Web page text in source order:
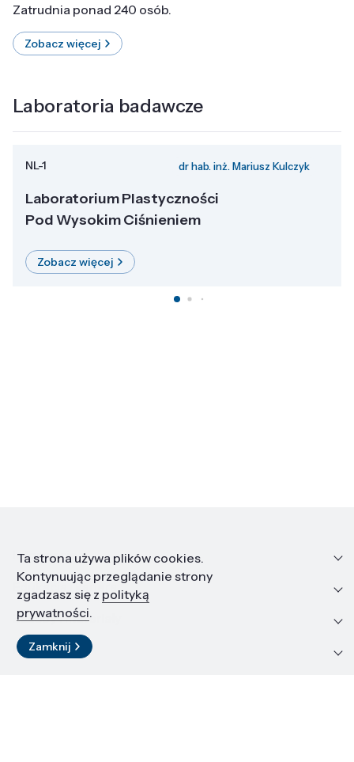
Zatrudnia ponad 240 osób.
Zobacz więcej
Laboratoria badawcze
NL-1 dr hab. inż. Mariusz Kulczyk
Laboratorium Plastyczności
Pod Wysokim Ciśnieniem
Zobacz więcej
Informacje
Edukacja i kariera
Zasoby i materiały
Kontakt
Ta strona używa plików cookies.
Kontynuując przeglądanie strony
zgadzasz się z polityką
prywatności.
Zamknij